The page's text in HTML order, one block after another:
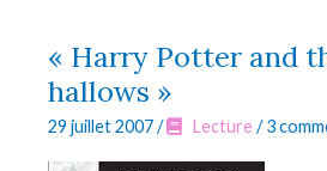
Paris
« Harry Potter and
hallows »
29 juillet 2007/ Lecture/3